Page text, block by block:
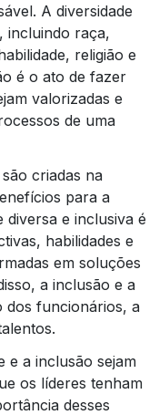
A diversidade
incluindo raça,
religião e
é o ato de fazer
valorizadas e
de uma
criadas na
para a
diversa e inclusiva é
habilidades e
em soluções
a inclusão e a
dos funcionários, a
e a inclusão sejam
os líderes tenham
desses